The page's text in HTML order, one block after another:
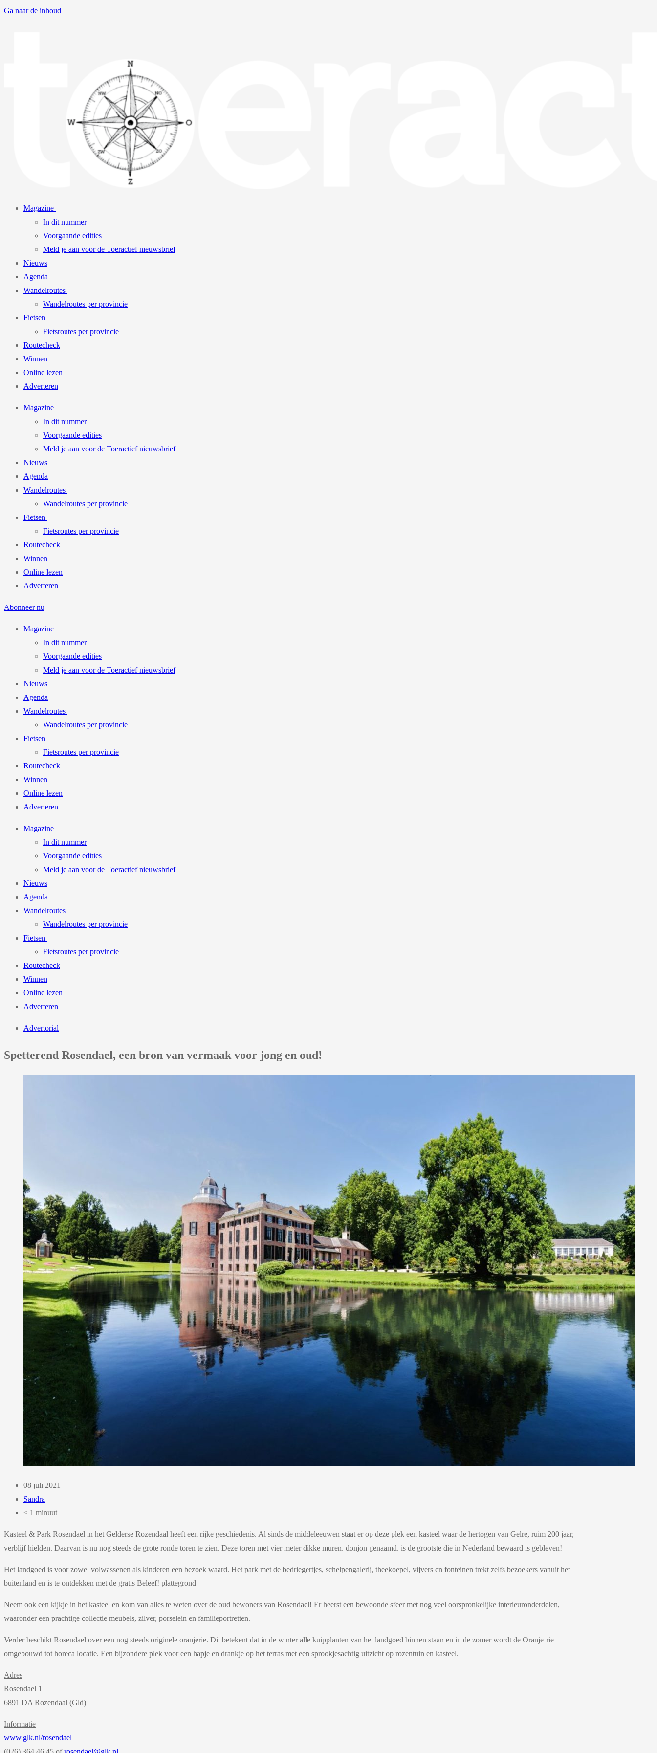
Ga naar de inhoud
Magazine
In dit nummer
Voorgaande edities
Meld je aan voor de Toeractief nieuwsbrief
Nieuws
Agenda
Wandelroutes
Wandelroutes per provincie
Fietsen
Fietsroutes per provincie
Routecheck
Winnen
Online lezen
Adverteren
Magazine
In dit nummer
Voorgaande edities
Meld je aan voor de Toeractief nieuwsbrief
Nieuws
Agenda
Wandelroutes
Wandelroutes per provincie
Fietsen
Fietsroutes per provincie
Routecheck
Winnen
Online lezen
Adverteren
Abonneer nu
Magazine
In dit nummer
Voorgaande edities
Meld je aan voor de Toeractief nieuwsbrief
Nieuws
Agenda
Wandelroutes
Wandelroutes per provincie
Fietsen
Fietsroutes per provincie
Routecheck
Winnen
Online lezen
Adverteren
Magazine
In dit nummer
Voorgaande edities
Meld je aan voor de Toeractief nieuwsbrief
Nieuws
Agenda
Wandelroutes
Wandelroutes per provincie
Fietsen
Fietsroutes per provincie
Routecheck
Winnen
Online lezen
Adverteren
Advertorial
Spetterend Rosendael, een bron van vermaak voor jong en oud!
08 juli 2021
Sandra
< 1 minuut
Kasteel & Park Rosendael in het Gelderse Rozendaal heeft een rijke geschiedenis. Al sinds de middeleeuwen staat er op deze plek een kasteel waar de hertogen van Gelre, ruim 200 jaar,
verblijf hielden. Daarvan is nu nog steeds de grote ronde toren te zien. Deze toren met vier meter dikke muren, donjon genaamd, is de grootste die in Nederland bewaard is gebleven!
Het landgoed is voor zowel volwassenen als kinderen een bezoek waard. Het park met de bedriegertjes, schelpengalerij, theekoepel, vijvers en fonteinen trekt zelfs bezoekers vanuit het
buitenland en is te ontdekken met de gratis Beleef! plattegrond.
Neem ook een kijkje in het kasteel en kom van alles te weten over de oud bewoners van Rosendael! Er heerst een bewoonde sfeer met nog veel oorspronkelijke interieuronderdelen,
waaronder een prachtige collectie meubels, zilver, porselein en familieportretten.
Verder beschikt Rosendael over een nog steeds originele oranjerie. Dit betekent dat in de winter alle kuipplanten van het landgoed binnen staan en in de zomer wordt de Oranje-rie
omgebouwd tot horeca locatie. Een bijzondere plek voor een hapje en drankje op het terras met een sprookjesachtig uitzicht op rozentuin en kasteel.
Adres
Rosendael 1
6891 DA Rozendaal (Gld)
Informatie
www.glk.nl/rosendael
(026) 364 46 45 ofrosendael@glk.nl